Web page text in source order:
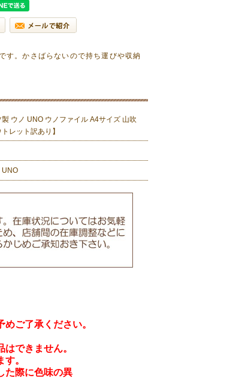
す。かさばらないので持ち運びや収納
製 ウノ UNO ウノファイル A4サイズ 山吹
トレット訳あり】
ご了承ください。
できません。
。
た際に色味の異